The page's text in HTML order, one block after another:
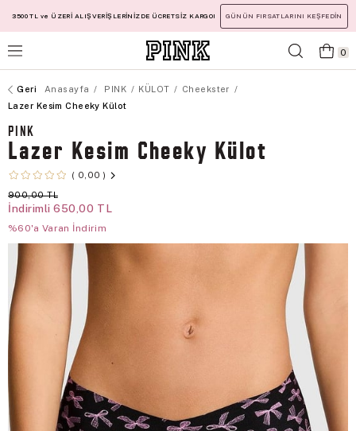
3500 TL ve ÜZERİ ALIŞVERİŞLERİNİZDE ÜCRETSİZ KARGO! GÜNÜN FIRSATLARINI KEŞFEDİN
0
Anasayfa PINK KÜLOT
Cheekster
Lazer Kesim Cheeky Külot
PINK
Lazer Kesim Cheeky Külot
0,00
900,00 TL
İndirimli 650,00 TL
%60'a Varan İndirim